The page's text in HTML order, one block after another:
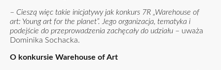
– Cieszą więc takie inicjatywy jak konkurs 7R „Warehouse of
art: Young art for the planet”. Jego organizacja, tematyka i
podejście do przeprowadzenia zachęcały do udziału – uważa
Dominika Sochacka.
O konkursie Warehouse of Art